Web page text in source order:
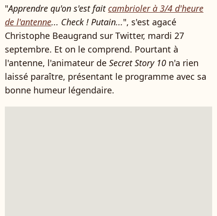
"Apprendre qu'on s'est fait cambrioler à 3/4 d'heure
de l'antenne... Check ! Putain...", s'est agacé
Christophe Beaugrand sur Twitter, mardi 27
septembre. Et on le comprend. Pourtant à
l'antenne, l'animateur de Secret Story 10 n'a rien
laissé paraître, présentant le programme avec sa
bonne humeur légendaire.